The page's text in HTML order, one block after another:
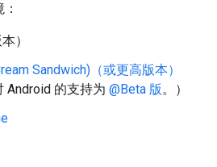
）
Sandwich)（或更高版本）
Android 的支持为 @Beta 版。）